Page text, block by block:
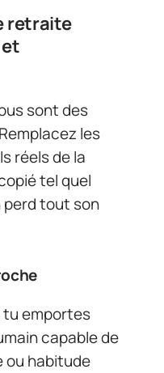
retraite
sont des
les
réels de la
tel quel
perd tout son
tu emportes
capable de
ou habitude